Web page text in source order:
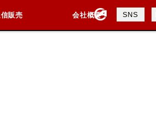
販売 会社概要
会社概要
採用情報
SNS